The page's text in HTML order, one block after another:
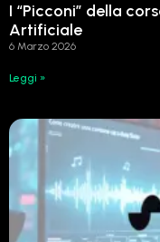
I “Picconi” della
Artificiale
6 Marzo 2026
Leggi »